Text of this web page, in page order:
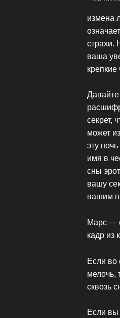
измена
страхи.
ваша
крепкие
секрет,
может
эту
имя в
сны
вашу
вашим
Марс —
кадр из
Если во
мелочь,
сквозь
Если вы